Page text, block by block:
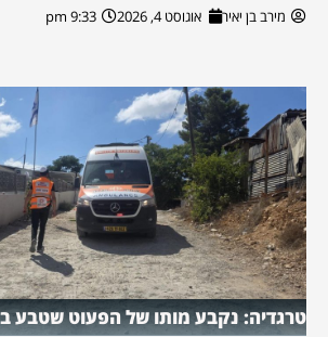
מירב בן יאיר אוגוסט 4, 2026 9:33 pm
טרגדיה: נקבע מותו של הפעוט שטבע